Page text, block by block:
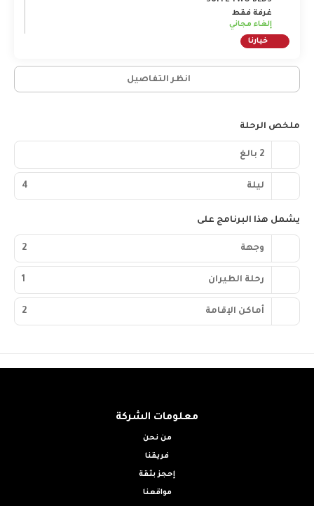
غرفة فقط
إلغاء مجاني
خيارنا
انظر التفاصيل
ملخص الرحلة
2 بالغ
ليلة 4
يشمل هذا البرنامج على
وجهة 2
رحلة الطيران 1
أماكن الإقامة 2
معلومات الشركة
من نحن
فريقنا
إحجز بثقة
مواقعنا